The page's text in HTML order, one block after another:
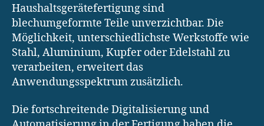
Haushaltsgerätefertigung sind
blechumgeformte Teile unverzichtbar. Die
Möglichkeit, unterschiedlichste Werkstoffe wie
Stahl, Aluminium, Kupfer oder Edelstahl zu
verarbeiten, erweitert das
Anwendungsspektrum zusätzlich.
Die fortschreitende Digitalisierung und